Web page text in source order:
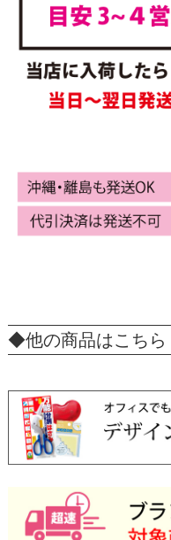
◆他の商品はこちら